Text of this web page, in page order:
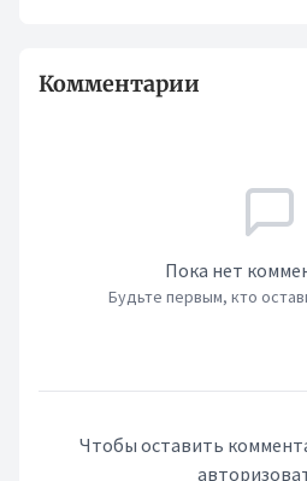
Комментарии
Пока нет
Будьте первым, кто
Чтобы оставить